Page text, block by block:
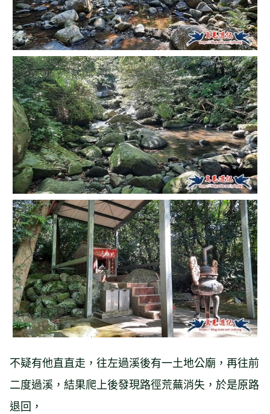
不疑有他直直走，往左過溪後有一土地公廟，再往前
二度過溪，結果爬上後發現路徑荒蕪消失，於是原路
退回，